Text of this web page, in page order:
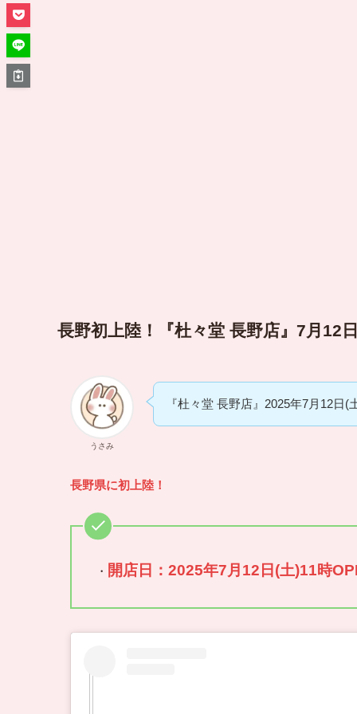
長野初上陸！『杜々堂 長野店』7月12
うさみ
『杜々堂 長野店』2025年7月12日(
長野県に初上陸！
・ 開店日：2025年7月12日(土)11時